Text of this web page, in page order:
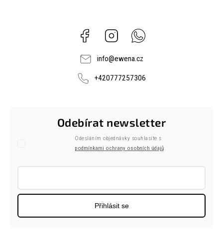
Facebook Instagram
info@ewena.cz
+420777257306
Odebírat newsletter
Odesláním objednávky souhlasíte s
podmínkami ochrany osobních údajů
Přihlásit se